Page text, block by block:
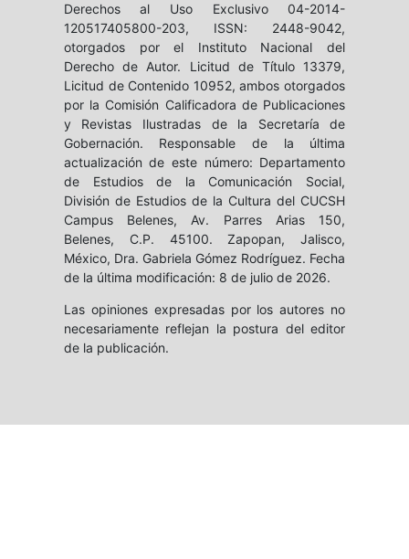
Derechos al Uso Exclusivo 04-2014-
120517405800-203, ISSN: 2448-9042,
otorgados por el Instituto Nacional del
Derecho de Autor. Licitud de Título 13379,
Licitud de Contenido 10952, ambos otorgados
por la Comisión Calificadora de Publicaciones
y Revistas Ilustradas de la Secretaría de
Gobernación. Responsable de la última
actualización de este número: Departamento
de Estudios de la Comunicación Social,
División de Estudios de la Cultura del CUCSH
Campus Belenes, Av. Parres Arias 150,
Belenes, C.P. 45100. Zapopan, Jalisco,
México, Dra. Gabriela Gómez Rodríguez. Fecha
de la última modificación: 8 de julio de 2026.
Las opiniones expresadas por los autores no
necesariamente reflejan la postura del editor
de la publicación.